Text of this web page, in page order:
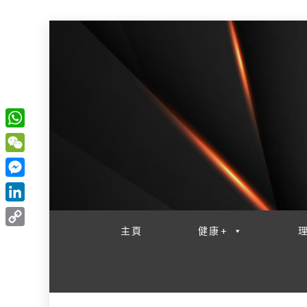
主頁 健康+
W
h
a
t
s
W
e
C
h
M
e
s
L
i